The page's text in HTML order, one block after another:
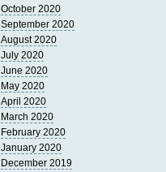
October 2020
September 2020
August 2020
July 2020
June 2020
May 2020
April 2020
March 2020
February 2020
January 2020
December 2019